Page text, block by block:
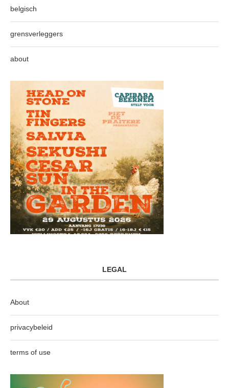
belgisch
grensverleggers
about
LEGAL
About
privacybeleid
terms of use